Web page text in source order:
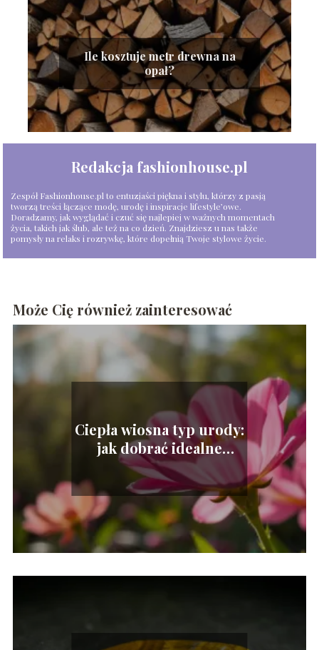
Ile kosztuje metr drewna na
opał?
Redakcja fashionhouse.pl
Zespół Fashionhouse.pl to entuzjaści piękna i stylu, którzy z pasją
tworzą treści łączące modę, urodę i inspiracje lifestyle’owe.
Doradzamy, jak wyglądać i czuć się najlepiej w ważnych momentach
życia, takich jak ślub, ale też na co dzień. Znajdziesz u nas także
pomysły na relaks i rozrywkę, które dopełnią Twoje stylowe życie.
Może Cię również zainteresować
Ciepła wiosna typ urody:
jak dobrać idealne
kolory?